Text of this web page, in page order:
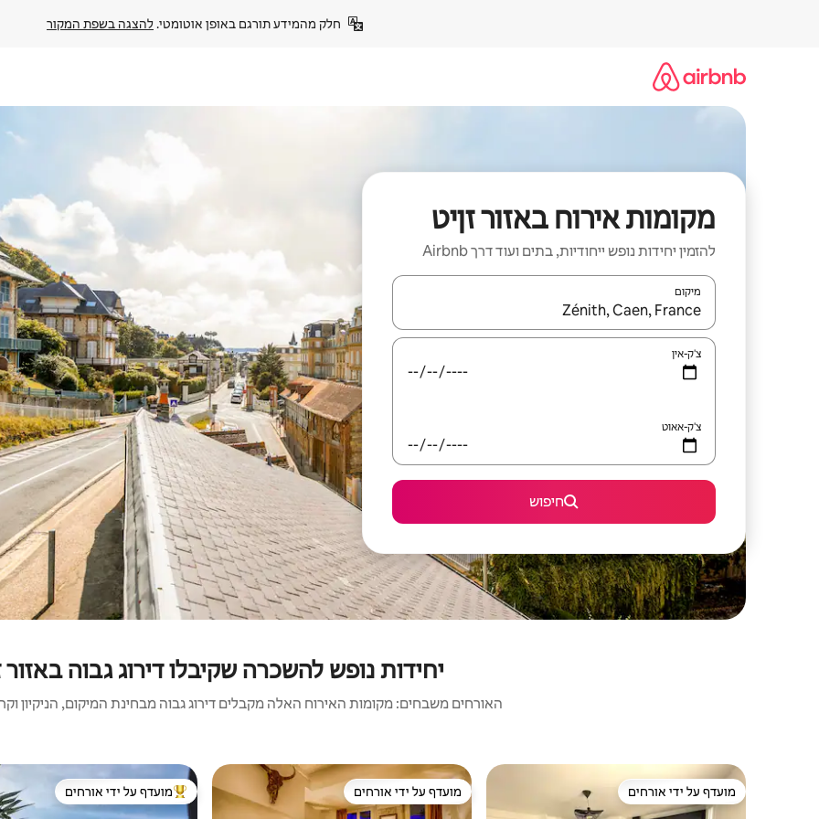
חלק מהמידע תורגם באופן אוטומטי. להצגה בשפת המקור
מקומות אירוח באזור זןיט
להזמין יחידות נופש ייחודיות, בתים ועוד דרך Airbnb
מיקום
כאשר התוצאות יהיו זמינות, יש לנווט עם מקשי החיצים למעלה ולמטה או לעיין בעזרת תנועות מגע או החלקה.
צ'ק-אין
צ'ק-אאוט
חיפוש
יחידות נופש להשכרה שקיבלו דירוג גבוה באזור
האורחים משבחים: מקומות האירוח האלה מקבלים דירוג גבוה מבחינת המיקום, הניקיון
מועדף על ידי אורחים
מועדף על ידי אורחים מועדף על ידי אורחים
מועדף על ידי אורחים מוביל בקרב נכסים מועדפים על ידי
מועדף על ידי אורחים